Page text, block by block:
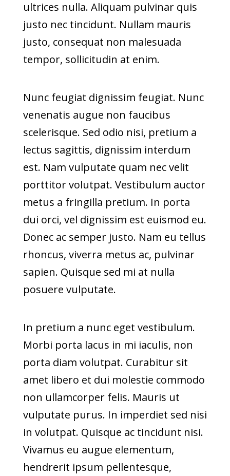
ultrices nulla. Aliquam pulvinar quis
justo nec tincidunt. Nullam mauris
justo, consequat non malesuada
tempor, sollicitudin at enim.
Nunc feugiat dignissim feugiat. Nunc
venenatis augue non faucibus
scelerisque. Sed odio nisi, pretium a
lectus sagittis, dignissim interdum
est. Nam vulputate quam nec velit
porttitor volutpat. Vestibulum auctor
metus a fringilla pretium. In porta
dui orci, vel dignissim est euismod eu.
Donec ac semper justo. Nam eu tellus
rhoncus, viverra metus ac, pulvinar
sapien. Quisque sed mi at nulla
posuere vulputate.
In pretium a nunc eget vestibulum.
Morbi porta lacus in mi iaculis, non
porta diam volutpat. Curabitur sit
amet libero et dui molestie commodo
non ullamcorper felis. Mauris ut
vulputate purus. In imperdiet sed nisi
in volutpat. Quisque ac tincidunt nisi.
Vivamus eu augue elementum,
hendrerit ipsum pellentesque,